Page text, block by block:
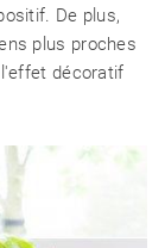
De plus,
plus proches
décoratif